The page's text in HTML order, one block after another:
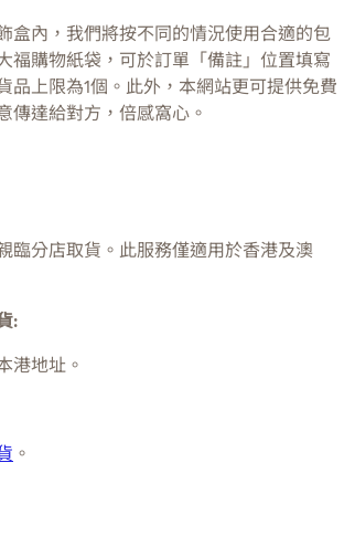
盒內，我們將按不同的情況使用合適的包
福購物紙袋，可於訂單「備註」位置填寫
品上限為1個。此外，本網站更可提供免費
傳達給對方，倍感窩心。
臨分店取貨。此服務僅適用於香港及澳
:
港地址。
。